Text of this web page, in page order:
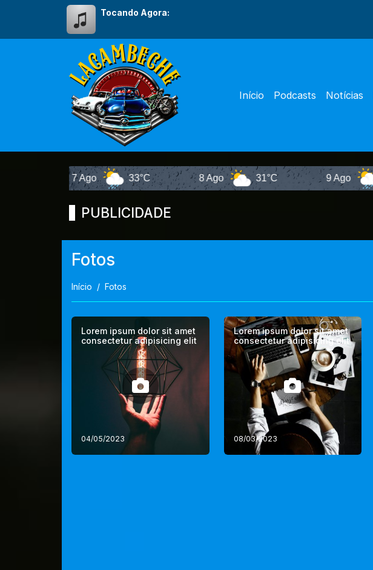
Tocando Agora:
Início Podcasts Notícias
33°C 8 Ago 31°C 9 Ago 32°C
PUBLICIDADE
Fotos
Início Fotos
Lorem ipsum dolor sit amet
consectetur adipisicing elit
04/05/2023
Lorem ipsum dolor sit amet
consectetur adipisicing elit
08/03/2023